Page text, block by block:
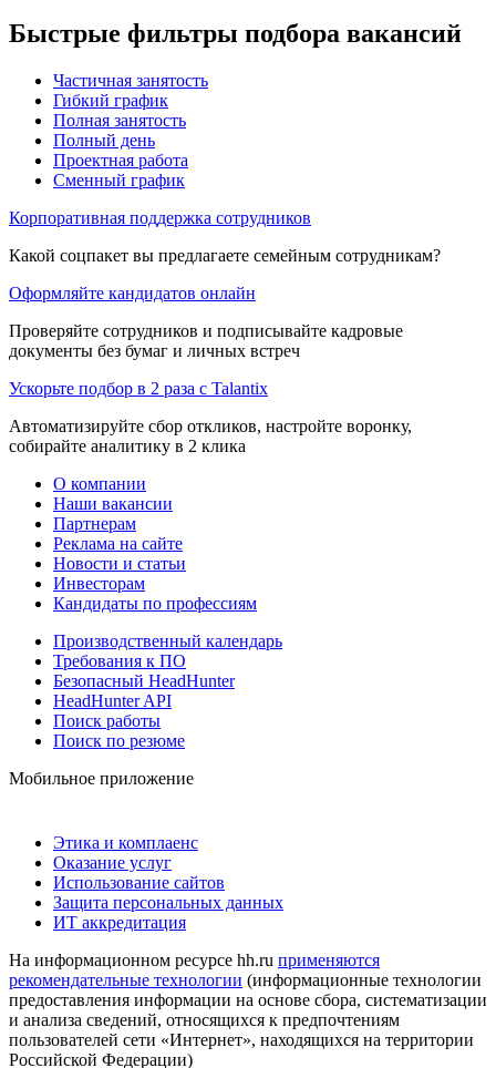
Быстрые фильтры подбора вакансий
Частичная занятость
Гибкий график
Полная занятость
Полный день
Проектная работа
Сменный график
Корпоративная поддержка сотрудников
Какой соцпакет вы предлагаете семейным сотрудникам?
Оформляйте кандидатов онлайн
Проверяйте сотрудников и подписывайте кадровые
документы без бумаг и личных встреч
Ускорьте подбор в 2 раза с Talantix
Автоматизируйте сбор откликов, настройте воронку,
собирайте аналитику в 2 клика
О компании
Наши вакансии
Партнерам
Реклама на сайте
Новости и статьи
Инвесторам
Кандидаты по профессиям
Производственный календарь
Требования к ПО
Безопасный HeadHunter
HeadHunter API
Поиск работы
Поиск по резюме
Мобильное приложение
Этика и комплаенс
Оказание услуг
Использование сайтов
Защита персональных данных
ИТ аккредитация
На информационном ресурсе hh.ru применяются
рекомендательные технологии (информационные технологии
предоставления информации на основе сбора, систематизации
и анализа сведений, относящихся к предпочтениям
пользователей сети «Интернет», находящихся на территории
Российской Федерации)